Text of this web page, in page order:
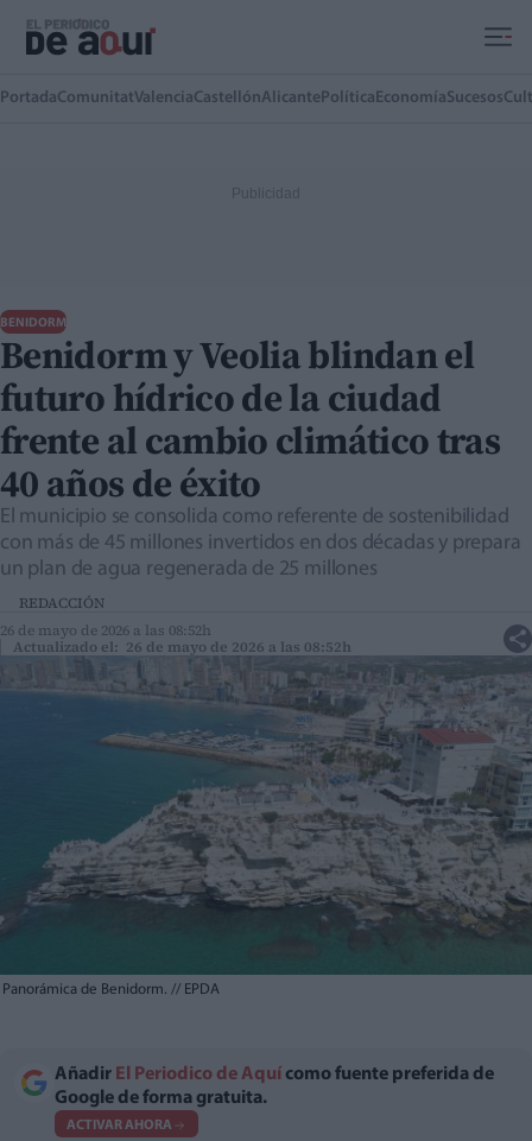
PortadaComunitatValenciaCastellónAlicante Política EconomíaSucesos
BENIDORM
Benidorm y Veolia blindan el
futuro hídrico de la ciudad
frente al cambio climático tras
40 años de éxito
El municipio se consolida como referente de sostenibilidad
con más de 45 millones invertidos en dos décadas y prepara
un plan de agua regenerada de 25 millones
REDACCIÓN
26 de mayo de 2026 a las 08:52h
Actualizado el: 26 de mayo de 2026 a las 08:52h
Panorámica de Benidorm. // EPDA
Añadir El Periodico de Aquí como fuente preferida de
Google de forma gratuita.
ACTIVAR AHORA